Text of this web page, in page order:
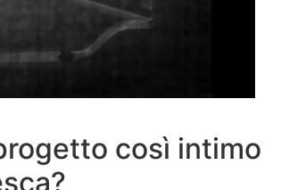
così intimo